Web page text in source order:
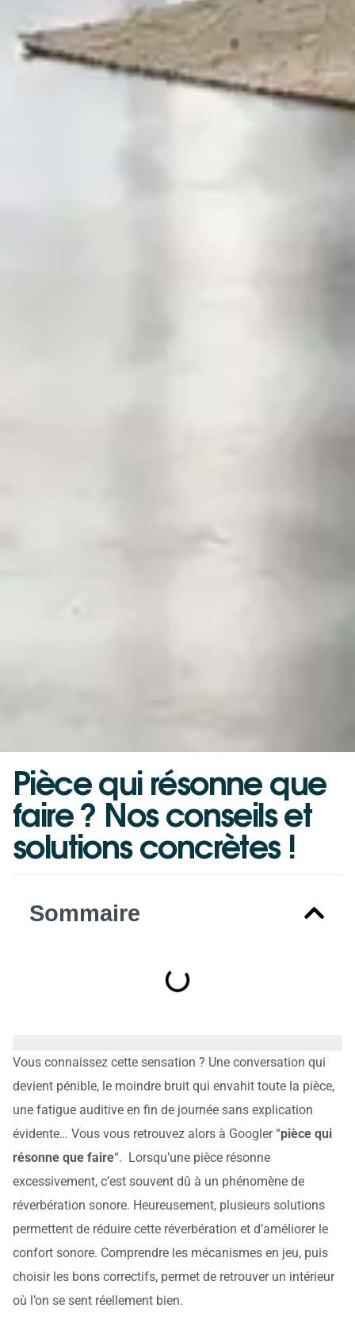
Piècequirésonneque
faire?Nosconseilset
solutionsconcrètes!
Sommaire
Vous connaissez cette sensation ? Une conversation qui
devient pénible, le moindre bruit qui envahit toute la pièce,
une fatigue auditive en fin de journée sans explication
évidente… Vous vous retrouvez alors à Googler “pièce qui
résonne que faire“. Lorsqu’une pièce résonne
excessivement, c’est souvent dû à un phénomène de
réverbération sonore. Heureusement, plusieurs solutions
permettent de réduire cette réverbération et d’améliorer le
confort sonore. Comprendre les mécanismes en jeu, puis
choisir les bons correctifs, permet de retrouver un intérieur
où l’on se sent réellement bien.